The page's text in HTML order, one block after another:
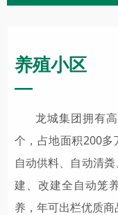
养殖小区
—
龙城集团拥有高
个，占地面积200多
自动供料、自动清
建、改建全自动笼
养，年可出栏优质商